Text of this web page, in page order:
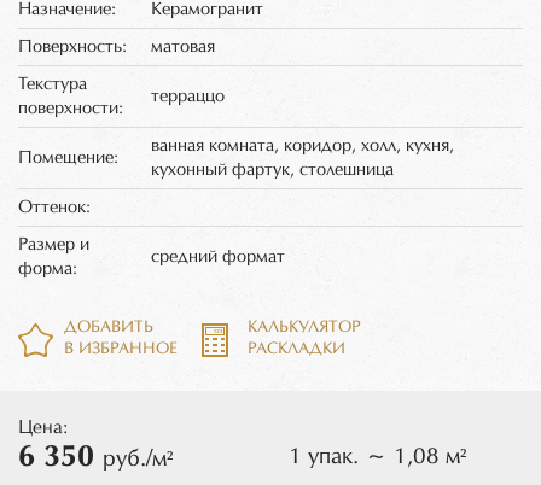
Назначение: Керамогранит
Поверхность: матовая
Текстура
поверхности:
терраццо
Помещение:
ванная комната, коридор, холл, кухня,
кухонный фартук, столешница
Оттенок:
Размер и
форма:
средний формат
ДОБАВИТЬ
В ИЗБРАННОЕ
КАЛЬКУЛЯТОР
РАСКЛАДКИ
Цена:
6 350 руб./м² 1 упак. ~ 1,08 м²